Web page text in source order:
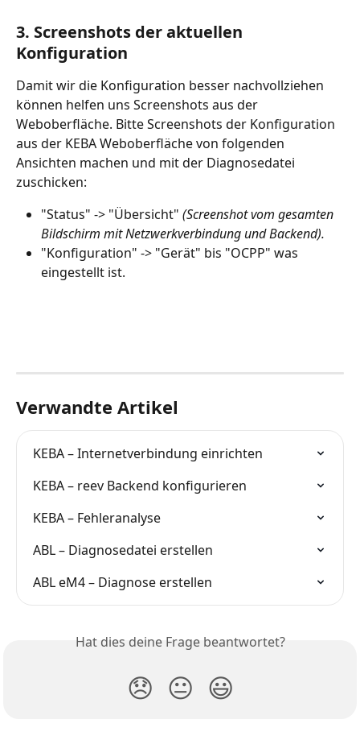
3. Screenshots der aktuellen
Konfiguration
Damit wir die Konfiguration besser nachvollziehen
können helfen uns Screenshots aus der
Weboberfläche. Bitte Screenshots der Konfiguration
aus der KEBA Weboberfläche von folgenden
Ansichten machen und mit der Diagnosedatei
zuschicken:
"Status" -> "Übersicht" (Screenshot vom gesamten
Bildschirm mit Netzwerkverbindung und Backend).
"Konfiguration" -> "Gerät" bis "OCPP" was
eingestellt ist.
Verwandte Artikel
KEBA – Internetverbindung einrichten
KEBA – reev Backend konfigurieren
KEBA – Fehleranalyse
ABL – Diagnosedatei erstellen
ABL eM4 – Diagnose erstellen
Hat dies deine Frage beantwortet?
😞 😐 😃